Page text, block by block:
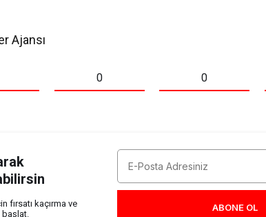
Ajansı
0 0
fırsatı kaçırma ve
başlat.
ABONE OL